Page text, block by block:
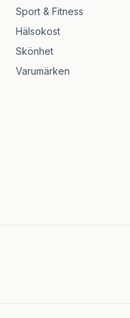
Sport & Fitness
Hälsokost
Skönhet
Varumärken